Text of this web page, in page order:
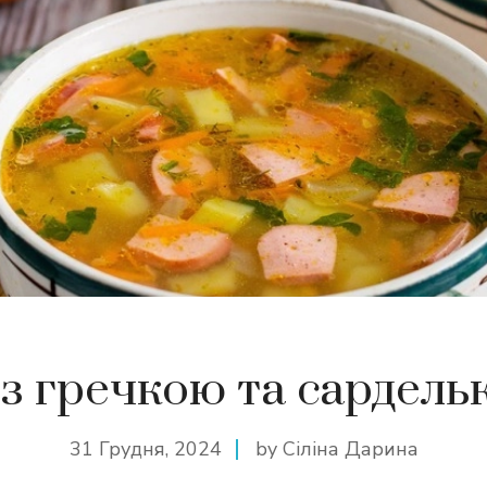
гречкою та
31 Грудня, 2024 by Сіліна Дарина